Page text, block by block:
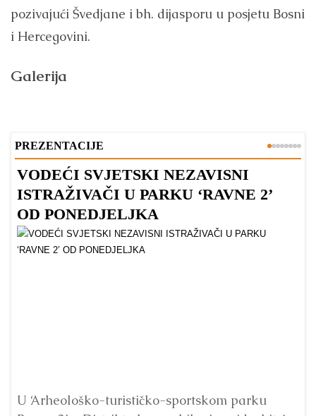
pozivajući Švedjane i bh. dijasporu u posjetu Bosni
i Hercegovini.
Galerija
PREZENTACIJE
VODEĆI SVJETSKI NEZAVISNI
ISTRAŽIVAČI U PARKU ‘RAVNE 2’
OD PONEDJELJKA
U ‘Arheološko-turističko-sportskom parku